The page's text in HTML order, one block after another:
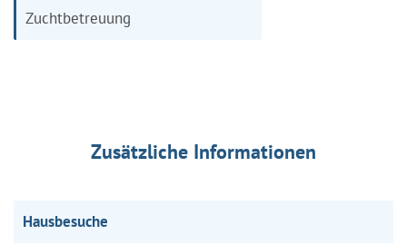
Zuchtbetreuung
Zusätzliche Informationen
Hausbesuche